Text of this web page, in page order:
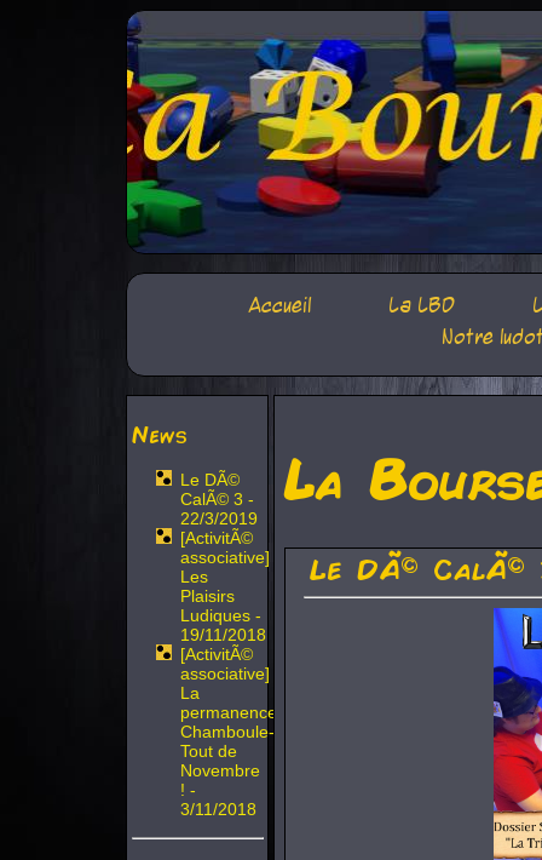
Accueil La LBD
Notre
News
Le DÃ©
CalÃ© 3 -
22/3/2019
[ActivitÃ©
associative]
Les
Plaisirs
Ludiques -
19/11/2018
[ActivitÃ©
associative]
La
permanence
Chamboule-
Tout de
Novembre
! -
3/11/2018
La
Le DÃ© CalÃ©